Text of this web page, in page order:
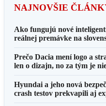
NAJNOVŠIE
Ako fungujú nové
reálnej premávke na
Prečo Dacia mení logo a
len o dizajn, no za tým je
Hyundai a jeho nová
crash testov prekvapili aj